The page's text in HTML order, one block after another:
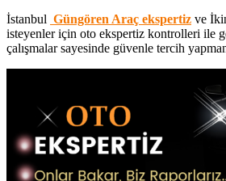
İstanbul Güngören Araç ekspertiz ve
isteyenler için oto ekspertiz kontrolleri ile
çalışmalar sayesinde güvenle tercih